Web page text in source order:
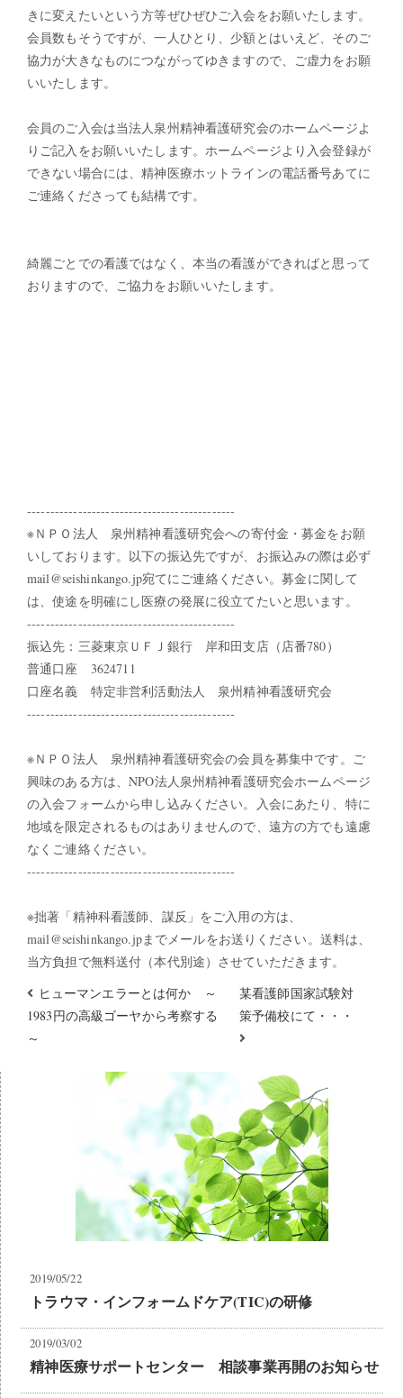
きに変えたいという方等ぜひぜひご入会をお願いたします。
会員数もそうですが、一人ひとり、少額とはいえど、そのご
協力が大きなものにつながってゆきますので、ご虚力をお願
いいたします。
会員のご入会は当法人泉州精神看護研究会のホームページよ
りご記入をお願いいたします。ホームページより入会登録が
できない場合には、精神医療ホットラインの電話番号あてに
ご連絡くださっても結構です。
綺麗ごとでの看護ではなく、本当の看護ができればと思って
おりますので、ご協力をお願いいたします。
---------------------------------------------
※ＮＰＯ法人 泉州精神看護研究会への寄付金・募金をお願
いしております。以下の振込先ですが、お振込みの際は必ず
mail@seishinkango.jp宛てにご連絡ください。募金に関して
は、使途を明確にし医療の発展に役立てたいと思います。
---------------------------------------------
振込先：三菱東京ＵＦＪ銀行 岸和田支店（店番780）
普通口座 3624711
口座名義 特定非営利活動法人 泉州精神看護研究会
---------------------------------------------
※ＮＰＯ法人 泉州精神看護研究会の会員を募集中です。ご
興味のある方は、NPO法人泉州精神看護研究会ホームページ
の入会フォームから申し込みください。入会にあたり、特に
地域を限定されるものはありませんので、遠方の方でも遠慮
なくご連絡ください。
---------------------------------------------
※拙著「精神科看護師、謀反」をご入用の方は、
mail@seishinkango.jpまでメールをお送りください。送料は、
当方負担で無料送付（本代別途）させていただきます。
ヒューマンエラーとは何か ～
1983円の高級ゴーヤから考察する
～
某看護師国家試験対
策予備校にて・・・
2019/05/22
トラウマ・インフォームドケア(TIC)の研修
2019/03/02
精神医療サポートセンター 相談事業再開のお知らせ